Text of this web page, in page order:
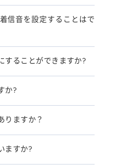
信音を設定することはで
することができますか?
か?
りますか？
ますか?